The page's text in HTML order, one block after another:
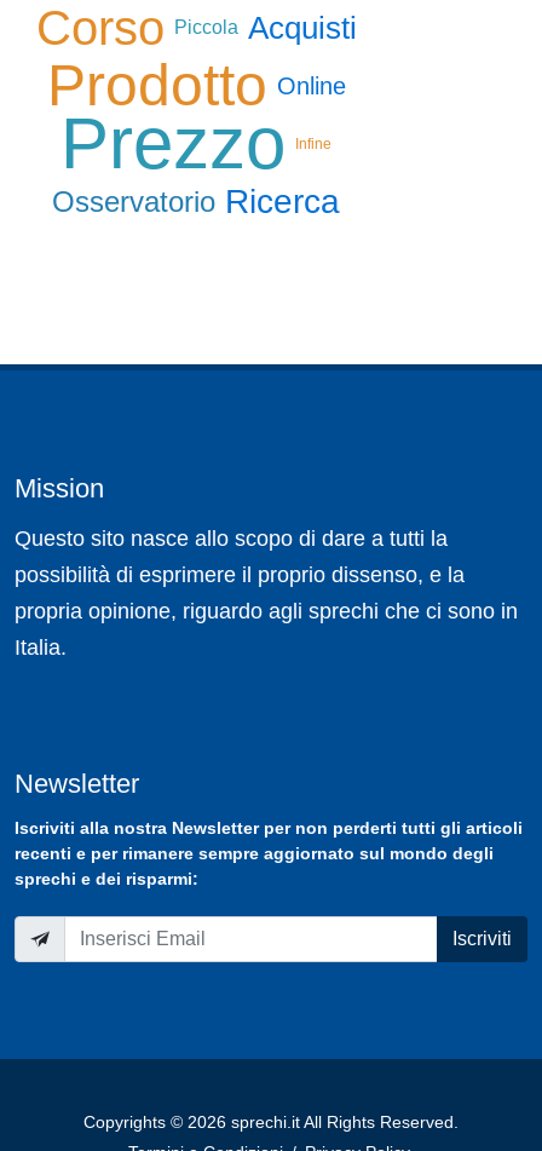
Corso Piccola Acquisti
Prodotto Online
Prezzo Infine
Osservatorio Ricerca
Mission
Questo sito nasce allo scopo di dare a tutti la
possibilità di esprimere il proprio dissenso, e la
propria opinione, riguardo agli sprechi che ci sono in
Italia.
Newsletter
Iscriviti alla nostra Newsletterper non perderti tutti gli articoli
recenti e per rimanere sempre aggiornato sul mondo degli
sprechi e dei risparmi:
Iscriviti
Copyrights © 2026 sprechi.it All Rights Reserved.